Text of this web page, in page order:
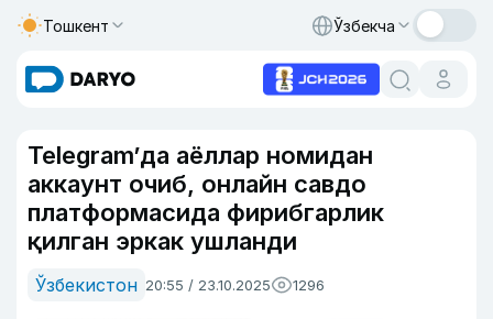
Тошкент Ўзбекча
Telegram’да аёллар номидан
аккаунт очиб, онлайн савдо
платформасида фирибгарлик
қилган эркак ушланди
Ўзбекистон 20:55 / 23.10.2025 1296